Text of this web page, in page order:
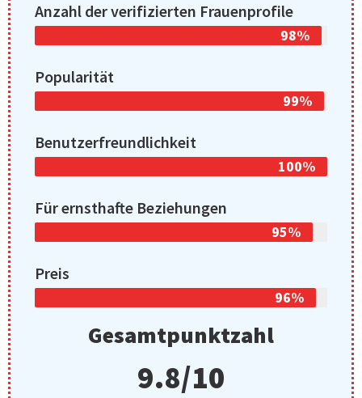
Anzahl der verifizierten Frauenprofile
98%
Popularität
99%
Benutzerfreundlichkeit
100%
Für ernsthafte Beziehungen
95%
Preis
96%
Gesamtpunktzahl
9.8/10